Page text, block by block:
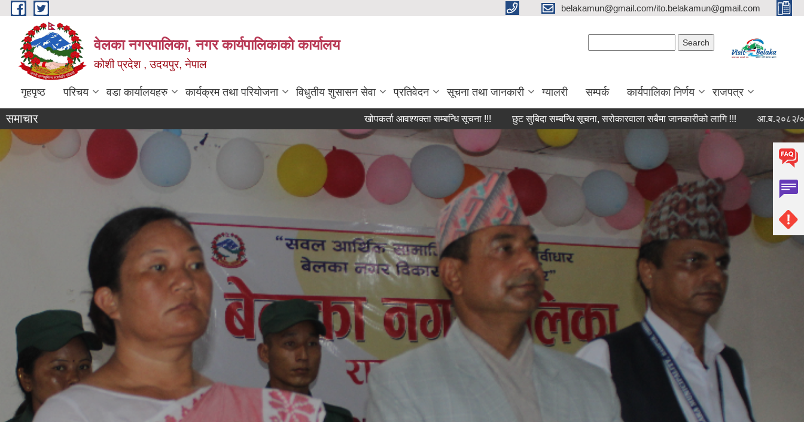
Skip to main content belakamun@gmail.com/ito.belakamun@gmail.com
वेलका नगरपालिका, नगर कार्यपालिकाको कार्यालय
कोशी प्रदेश , उदयपुर, नेपाल
गृहपृष्ठ परिचय वडा कार्यालयहरु कार्यक्रम तथा परियोजना विधुतीय शुसासन सेवा प्रतिवेदन सूचना तथा जानकारी ग्यालरी सम्पर्क कार्यपालिका निर्णय राजपत्र
समाचार खोपकर्ता आवश्यक्ता सम्बन्धि सूचना !!! छुट सुबिदा सम्बन्धि सूचना, सरोकारवाला सबैमा जानकारीको लागि !!! आ.ब.२०८२/०८३ को चौथो